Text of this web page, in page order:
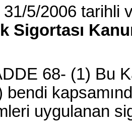
31/5/2006 tarihli
Sigortası
68- (1) Bu
bendi
uygulanan